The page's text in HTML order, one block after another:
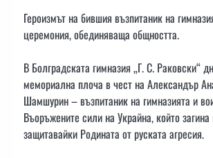
Героизмът на бившия възпитаник на
церемония, обединяваща общността.
В Болградската гимназия „Г. С. Раковски“
мемориална плоча в чест на Александър
Шамшурин – възпитаник на гимназията и
Въоръжените сили на Украйна, който загина
защитавайки Родината от руската агресия.